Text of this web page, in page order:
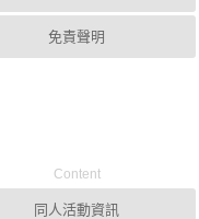
免責聲明
Content
同人活動資訊